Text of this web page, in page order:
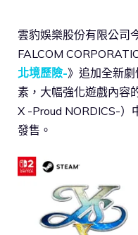
雲豹娛樂股份有限公司
FALCOM
北境歷險-》追加全新
素，大幅強化遊戲內容
X -Proud NORDICS-
發售。